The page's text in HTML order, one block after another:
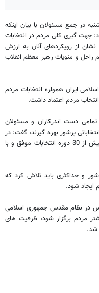
در جمع مسئولان با بیان اینکه
جهت گیری کلی مردم در انتخابات
از رویکردهای آنان به ارزش
راحل و منویات رهبر معظم انقلاب
ایران همواره انتخابات مردم
مردم اعتماد داشت.
تمامی دست اندرکاران و مسئولان
پرشور بهره گیرند، گفت: در
این راستا می توان از تجارب نظام در برگزاری بیش از 30 دوره انتخابات موفق و با
و حداکثری باید تلاش کرد که
ایجاد شود.
در نظام مقدس جمهوری اسلامی
مردم برگزار شود، ظرفیت های
شد.